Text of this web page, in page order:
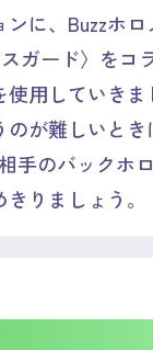
に、Buzzホ
ガード〉をコ
使用していき
が難しいとき
手のバックホ
りましょう。